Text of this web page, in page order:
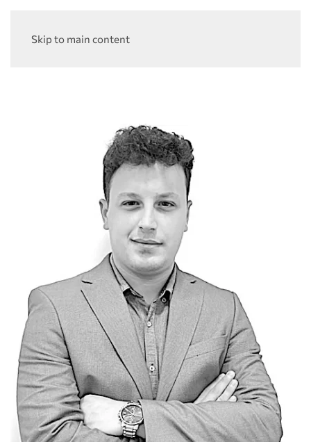
Skip to main content